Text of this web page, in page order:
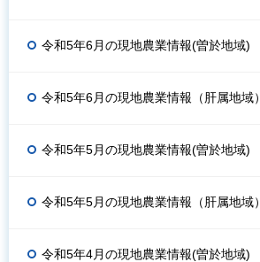
令和5年6月の現地農業情報(曽於地域)
令和5年6月の現地農業情報（肝属地域）
令和5年5月の現地農業情報(曽於地域)
令和5年5月の現地農業情報（肝属地域）
令和5年4月の現地農業情報(曽於地域)